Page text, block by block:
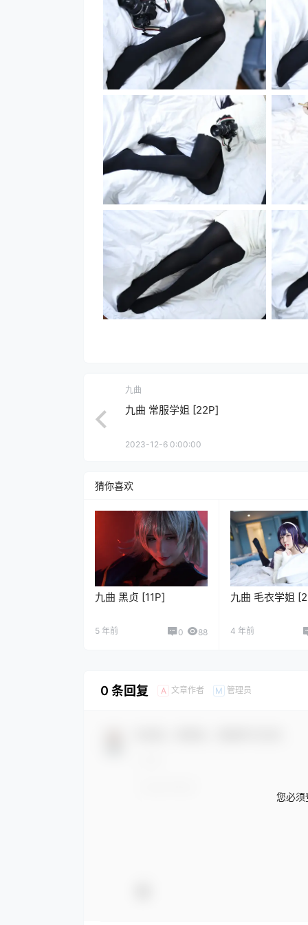
九曲
九曲 常服学姐 [22P]
2023-12-6 0:00:00
猜你喜欢
九曲 黑贞 [11P]
5 年前 0 88
九曲 毛衣学姐
4 年前
0 条回复 A 文章作者 M 管理员
您必须